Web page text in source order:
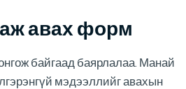
авах форм
байгаад баярлалаа. Манай
мэдээллийг авахын